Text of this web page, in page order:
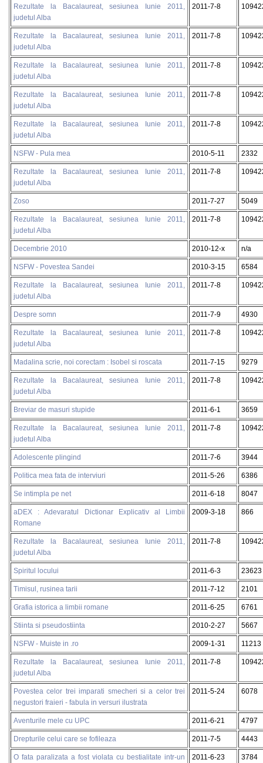
Rezultate la Bacalaureat, sesiunea Iunie 2011,
judetul Alba
2011-7-8
Rezultate la Bacalaureat, sesiunea Iunie 2011,
judetul Alba
2011-7-8
Rezultate la Bacalaureat, sesiunea Iunie 2011,
judetul Alba
2011-7-8
Rezultate la Bacalaureat, sesiunea Iunie 2011,
judetul Alba
2011-7-8
Rezultate la Bacalaureat, sesiunea Iunie 2011,
judetul Alba
2011-7-8
NSFW - Pula mea 2010-5-11 2332
Rezultate la Bacalaureat, sesiunea Iunie 2011,
judetul Alba
2011-7-8
Zoso 2011-7-27 5049
Rezultate la Bacalaureat, sesiunea Iunie 2011,
judetul Alba
2011-7-8
Decembrie 2010 2010-12-x n/a
NSFW - Povestea Sandei 2010-3-15 6584
Rezultate la Bacalaureat, sesiunea Iunie 2011,
judetul Alba
2011-7-8
Despre somn 2011-7-9 4930
Rezultate la Bacalaureat, sesiunea Iunie 2011,
judetul Alba
2011-7-8
Madalina scrie, noi corectam : Isobel si roscata 2011-7-15 9279
Rezultate la Bacalaureat, sesiunea Iunie 2011,
judetul Alba
2011-7-8
Breviar de masuri stupide 2011-6-1 3659
Rezultate la Bacalaureat, sesiunea Iunie 2011,
judetul Alba
2011-7-8
Adolescente plingind 2011-7-6 3944
Politica mea fata de interviuri 2011-5-26 6386
Se intimpla pe net 2011-6-18 8047
aDEX : Adevaratul Dictionar Explicativ al Limbii
Romane
2009-3-18 866
Rezultate la Bacalaureat, sesiunea Iunie 2011,
judetul Alba
2011-7-8
Spiritul locului 2011-6-3 23623
Timisul, rusinea tarii 2011-7-12 2101
Grafia istorica a limbii romane 2011-6-25 6761
Stiinta si pseudostiinta 2010-2-27 5667
NSFW - Muiste in .ro 2009-1-31 11213
Rezultate la Bacalaureat, sesiunea Iunie 2011,
judetul Alba
2011-7-8
Povestea celor trei imparati smecheri si a celor trei
negustori fraieri - fabula in versuri ilustrata
2011-5-24 6078
Aventurile mele cu UPC 2011-6-21 4797
Drepturile celui care se fofileaza 2011-7-5 4443
O fata paralizata a fost violata cu bestialitate intr-un
2011-6-23 3784